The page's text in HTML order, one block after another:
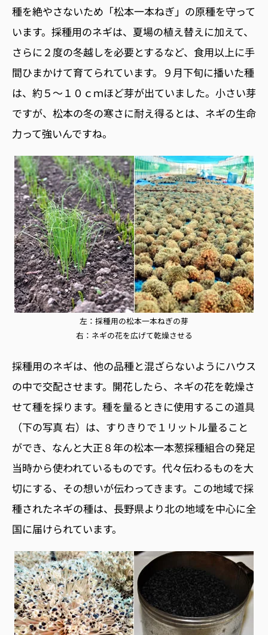
種を絶やさないため「松本一本ねぎ」の原種を守って
います。採種用のネギは、夏場の植え替えに加えて、
さらに２度の冬越しを必要とするなど、食用以上に手
間ひまかけて育てられています。９月下旬に播いた種
は、約５〜１０ｃｍほど芽が出ていました。小さい芽
ですが、松本の冬の寒さに耐え得るとは、ネギの生命
力って強いんですね。
左：採種用の松本一本ねぎの芽
右：ネギの花を広げて乾燥させる
採種用のネギは、他の品種と混ざらないようにハウス
の中で交配させます。開花したら、ネギの花を乾燥さ
せて種を採ります。種を量るときに使用するこの道具
（下の写真 右）は、すりきりで１リットル量ること
ができ、なんと大正８年の松本一本葱採種組合の発足
当時から使われているものです。代々伝わるものを大
切にする、その想いが伝わってきます。この地域で採
種されたネギの種は、長野県より北の地域を中心に全
国に届けられています。